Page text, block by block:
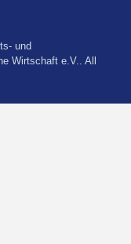
und
Wirtschaft e.V.. All